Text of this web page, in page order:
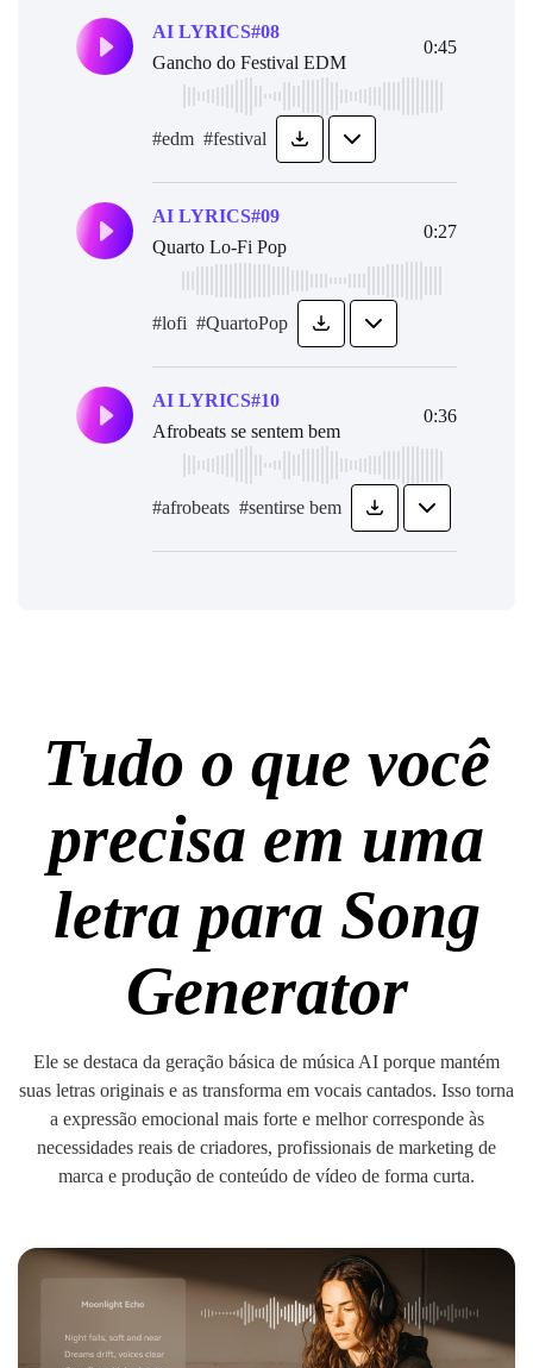
AI LYRICS#08
Gancho do Festival EDM
0:45
#edm #festival
AI LYRICS#09
Quarto Lo-Fi Pop
0:27
#lofi #QuartoPop
AI LYRICS#10
Afrobeats se sentem bem
0:36
#afrobeats #sentirse bem
Tudo o que você
precisa em uma
letra para Song
Generator
Ele se destaca da geração básica de música AI porque mantém
suas letras originais e as transforma em vocais cantados. Isso torna
a expressão emocional mais forte e melhor corresponde às
necessidades reais de criadores, profissionais de marketing de
marca e produção de conteúdo de vídeo de forma curta.